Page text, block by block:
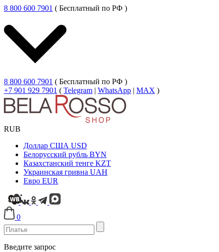
8 800 600 7901 ( Бесплатный по РФ )
8 800 600 7901 ( Бесплатный по РФ )
+7 901 929 7901 ( Telegram | WhatsApp | MAX )
RUB
Доллар США USD
Белорусский рубль BYN
Казахстанский тенге KZT
Украинская гривна UAH
Евро EUR
0
Введите запрос